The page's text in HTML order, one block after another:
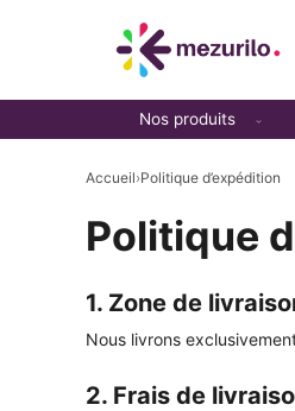
Nos produits
Accueil›Politique d’expédition
Politique
1. Zone de
Nous livrons
2. Frais de